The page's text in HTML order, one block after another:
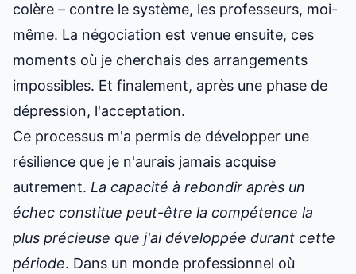
colère – contre le système, les professeurs, moi-
même. La négociation est venue ensuite, ces
moments où je cherchais des arrangements
impossibles. Et finalement, après une phase de
dépression, l'acceptation.
Ce processus m'a permis de développer une
résilience que je n'aurais jamais acquise
autrement. La capacité à rebondir après un
échec constitue peut-être la compétence la
plus précieuse que j'ai développée durant cette
période. Dans un monde professionnel où